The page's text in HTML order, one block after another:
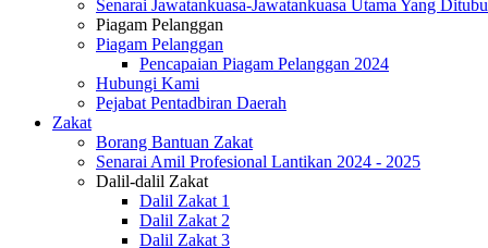
Senarai Jawatankuasa-Jawatankuasa Utama Yang
Piagam Pelanggan
Piagam Pelanggan
Pencapaian Piagam Pelanggan 2024
Hubungi Kami
Pejabat Pentadbiran Daerah
Zakat
Borang Bantuan Zakat
Senarai Amil Profesional Lantikan 2024 - 2025
Dalil-dalil Zakat
Dalil Zakat 1
Dalil Zakat 2
Dalil Zakat 3